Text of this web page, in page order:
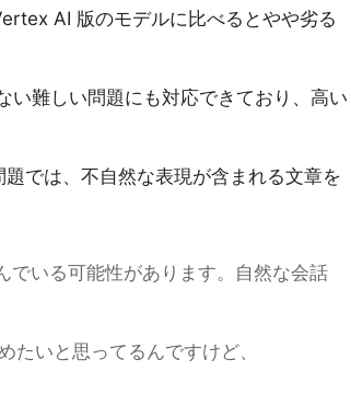
AI 版のモデルに比べるとやや劣る
難しい問題にも対応できており、高い
では、不自然な表現が含まれる文章を
でいる可能性があります。自然な会話
たいと思ってるんですけど、